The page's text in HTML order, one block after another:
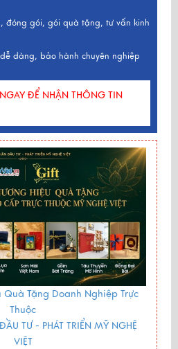
đóng gói, gói quà tặng, tư vấn kinh
dàng, bảo hành chuyên nghiệp
ĐỂ NHẬN THÔNG TIN
Quà Tặng Doanh Nghiệp Trực
Thuộc
TƯ - PHÁT TRIỂN MỸ NGHỆ
VIỆT